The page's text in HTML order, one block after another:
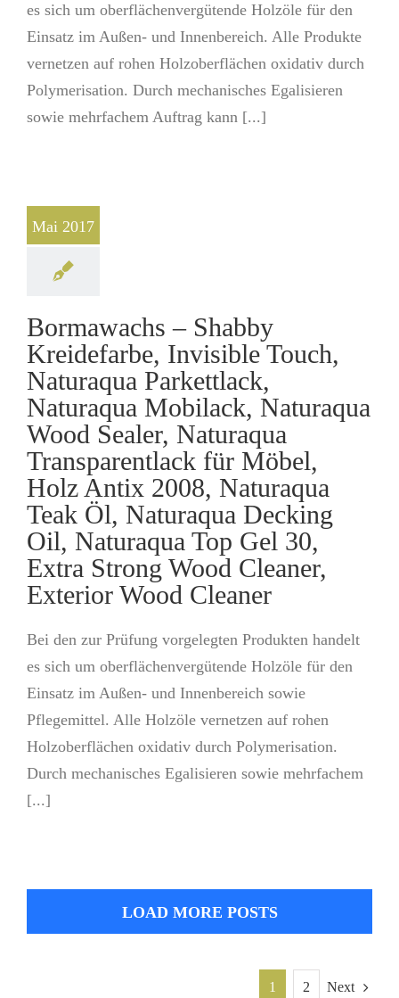
es sich um oberflächenvergütende Holzöle für den
Einsatz im Außen- und Innenbereich. Alle Produkte
vernetzen auf rohen Holzoberflächen oxidativ durch
Polymerisation. Durch mechanisches Egalisieren
sowie mehrfachem Auftrag kann [...]
Mai 2017
Bormawachs – Shabby
Kreidefarbe, Invisible Touch,
Naturaqua Parkettlack,
Naturaqua Mobilack, Naturaqua
Wood Sealer, Naturaqua
Transparentlack für Möbel,
Holz Antix 2008, Naturaqua
Teak Öl, Naturaqua Decking
Oil, Naturaqua Top Gel 30,
Extra Strong Wood Cleaner,
Exterior Wood Cleaner
Bei den zur Prüfung vorgelegten Produkten handelt
es sich um oberflächenvergütende Holzöle für den
Einsatz im Außen- und Innenbereich sowie
Pflegemittel. Alle Holzöle vernetzen auf rohen
Holzoberflächen oxidativ durch Polymerisation.
Durch mechanisches Egalisieren sowie mehrfachem
[...]
LOAD MORE POSTS
1 2 Next